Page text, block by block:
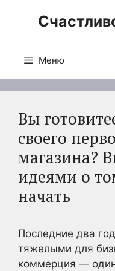
Меню
Вы
своего
магазина?
идеями о
начать
Последние два
тяжелыми для
коммерция — один